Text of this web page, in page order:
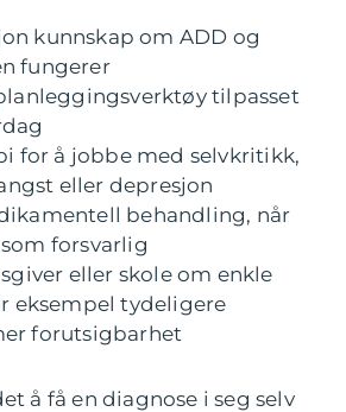
kunnskap om ADD og
fungerer
tilpasset
for å jobbe med selvkritikk,
eller depresjon
behandling, når
forsvarlig
eller skole om enkle
eksempel tydeligere
forutsigbarhet
å få en diagnose i seg selv